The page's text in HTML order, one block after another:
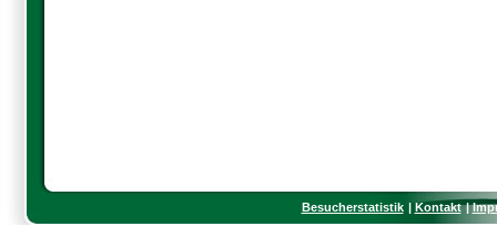
Besucherstatistik Kontakt